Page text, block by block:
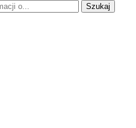
Szukaj